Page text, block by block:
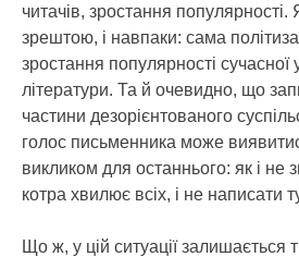
читачів, зростання
зрештою, і навпаки: сама
зростання популярності сучасної
літератури. Та й очевидно, що
частини дезорієнтованого
голос письменника може
викликом для останнього: як і не
котра хвилює всіх, і не написати
Що ж, у цій ситуації залишається